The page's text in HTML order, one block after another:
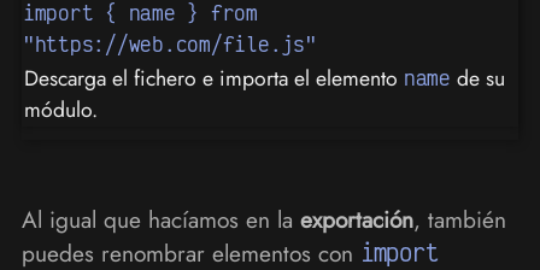
import { name } from
"https://web.com/file.js"
Descarga el fichero e importa el elemento name de su
módulo.
Al igual que hacíamos en la exportación, también
puedes renombrar elementos con import